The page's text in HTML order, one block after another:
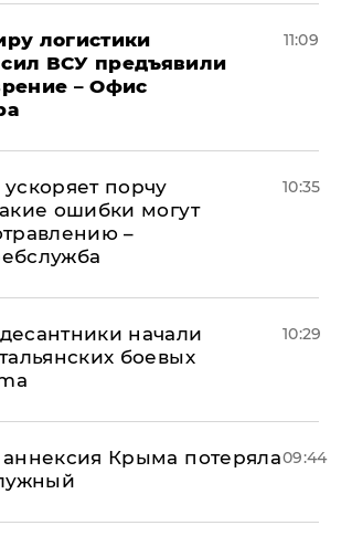
логистики
ВСУ предъявили
– Офис
11:09
порчу
ошибки могут
–
10:35
начали
боевых
10:29
Крыма потеряла09:44